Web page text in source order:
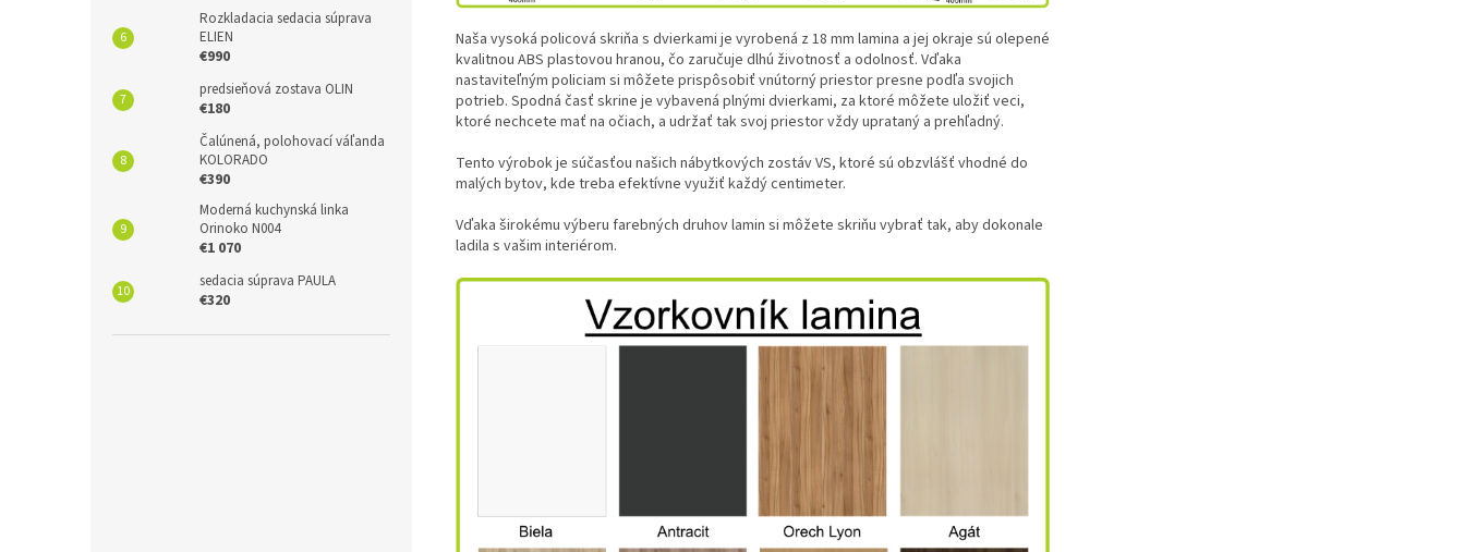
Rozkladacia sedacia súprava
ELIEN
€990
predsieňová zostava OLIN
€180
Čalúnená, polohovací váľanda
KOLORADO
€390
Moderná kuchynská linka
Orinoko N004
€1 070
sedacia súprava PAULA
€320
Naša vysoká policová skriňa s dvierkami je vyrobená z 18 mm lamina a jej okraje sú olepené
kvalitnou ABS plastovou hranou, čo zaručuje dlhú životnosť a odolnosť. Vďaka
nastaviteľným policiam si môžete prispôsobiť vnútorný priestor presne podľa svojich
potrieb. Spodná časť skrine je vybavená plnými dvierkami, za ktoré môžete uložiť veci,
ktoré nechcete mať na očiach, a udržať tak svoj priestor vždy uprataný a prehľadný.
Tento výrobok je súčasťou našich nábytkových zostáv VS, ktoré sú obzvlášť vhodné do
malých bytov, kde treba efektívne využiť každý centimeter.
Vďaka širokému výberu farebných druhov lamin si môžete skriňu vybrať tak, aby dokonale
ladila s vašim interiérom.